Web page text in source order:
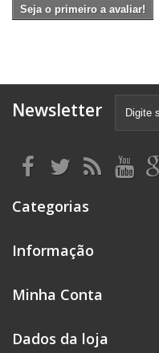
Seja o primeiro a avaliar!
Newsletter
Categorias
Informação
Minha Conta
Dados da loja